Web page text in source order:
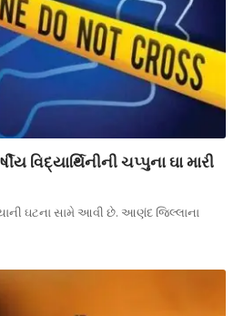
વિદ્યાર્થિનીની ચપ્પુના ઘા મારી
ઘટના સામે આવી છે. આણંદ જિલ્લાના